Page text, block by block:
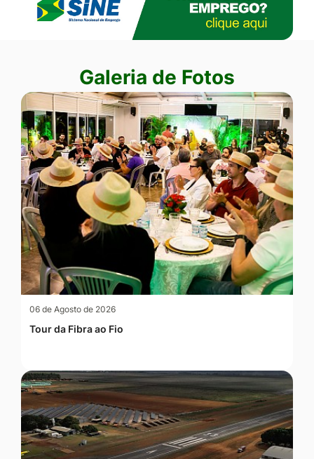
Seção Galeria de Fotos
Galeria de Fotos
06 de Agosto de 2026
Tour da Fibra ao Fio